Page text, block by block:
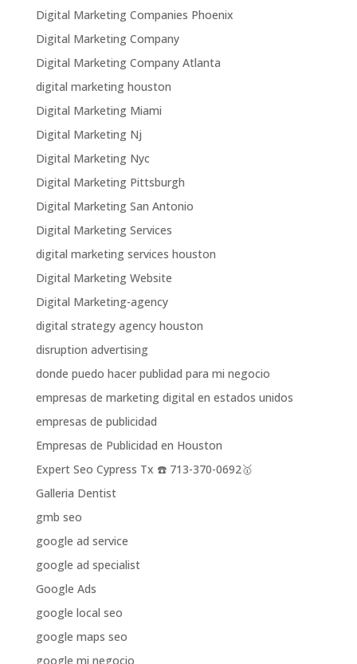
Digital Marketing Companies Phoenix
Digital Marketing Company
Digital Marketing Company Atlanta
digital marketing houston
Digital Marketing Miami
Digital Marketing Nj
Digital Marketing Nyc
Digital Marketing Pittsburgh
Digital Marketing San Antonio
Digital Marketing Services
digital marketing services houston
Digital Marketing Website
Digital Marketing-agency
digital strategy agency houston
disruption advertising
donde puedo hacer publidad para mi negocio
empresas de marketing digital en estados unidos
empresas de publicidad
Empresas de Publicidad en Houston
Expert Seo Cypress Tx ☎️ 713-370-0692🥇
Galleria Dentist
gmb seo
google ad service
google ad specialist
Google Ads
google local seo
google maps seo
google mi negocio